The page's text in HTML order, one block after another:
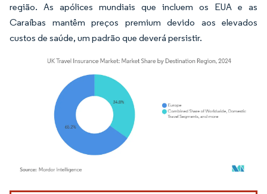
região. As apólices mundiais que incluem os EUA e as
Caraíbas mantêm preços premium devido aos elevados
custos de saúde, um padrão que deverá persistir.
Imagem © Mordor Intelligence. O reuso requer atribuição conforme CC BY 4.0.